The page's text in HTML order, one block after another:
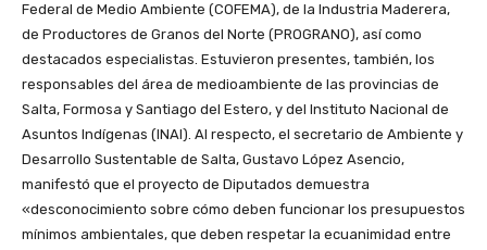
Federal de Medio Ambiente (COFEMA), de la Industria Maderera,
de Productores de Granos del Norte (PROGRANO), así como
destacados especialistas. Estuvieron presentes, también, los
responsables del área de medioambiente de las provincias de
Salta, Formosa y Santiago del Estero, y del Instituto Nacional de
Asuntos Indígenas (INAI). Al respecto, el secretario de Ambiente y
Desarrollo Sustentable de Salta, Gustavo López Asencio,
manifestó que el proyecto de Diputados demuestra
«desconocimiento sobre cómo deben funcionar los presupuestos
mínimos ambientales, que deben respetar la ecuanimidad entre